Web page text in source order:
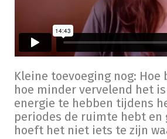
Kleine toevoeging nog:
hoe minder vervelend het
energie te hebben tijdens
periodes de ruimte hebt en
hoeft het niet iets te zijn